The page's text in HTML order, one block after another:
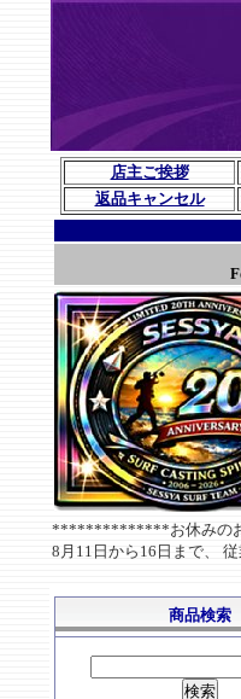
店主ご挨拶
返品キャンセル
**************お休みの
8月11日から16日まで、
商品検索